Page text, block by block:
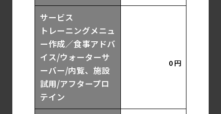
サービス
トレーニングメニュ
ー作成／食事アドバ
イス/ウォーターサ
ーバー/内覧、施設
試用/アフタープロ
テイン
0 円